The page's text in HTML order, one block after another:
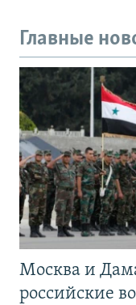
Главные
Москва и
российские